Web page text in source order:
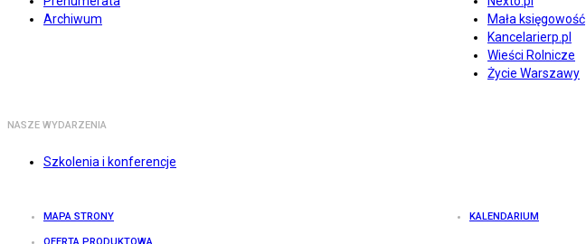
Archiwum
Mała księgowość
Kancelarierp.pl
Wieści Rolnicze
Życie Warszawy
NASZE WYDARZENIA
Szkolenia i konferencje
MAPA STRONY KALENDARIUM